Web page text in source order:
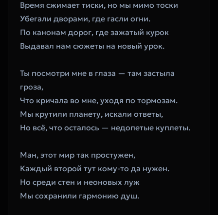
Время сжимает тиски, но мы мимо тоски
Убегали дворами, где гасли огни.
По канонам дорог, где зажатый курок
Выдавал нам сюжеты на новый урок.
Ты посмотри мне в глаза — там застыла
гроза,
Что кричала во мне, уходя по тормозам.
Мы крутили планету, искали ответы,
Но всё, что осталось — недопетые куплеты.
Ман, этот мир так простужен,
Каждый второй тут кому-то да нужен.
Но среди стен и неоновых луж
Мы сохранили гармонию душ.